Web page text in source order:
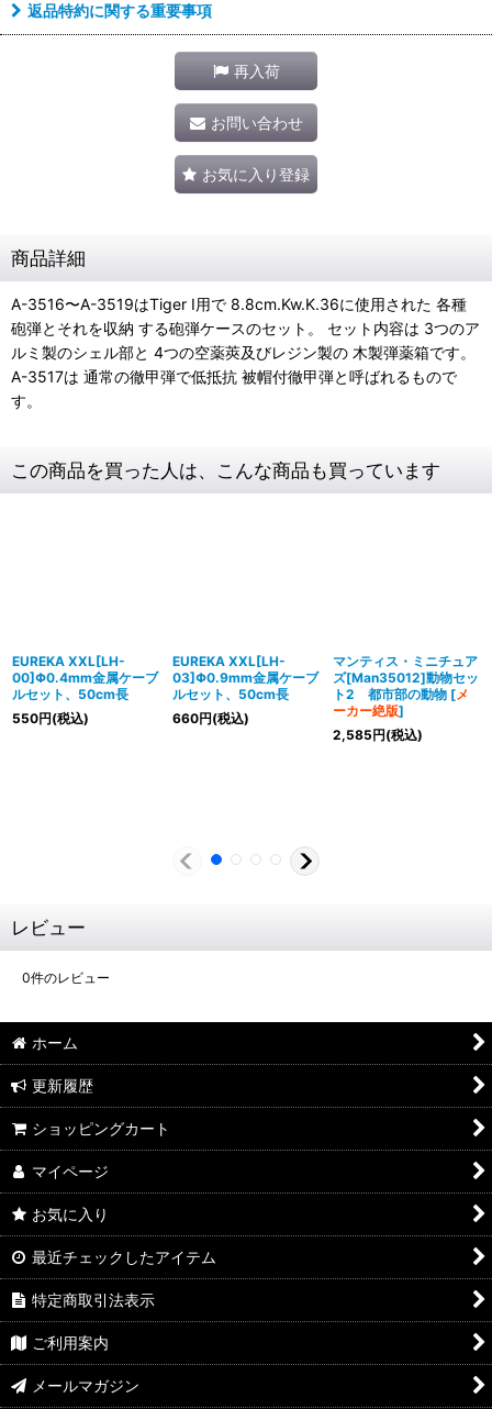
返品特約に関する重要事項
再入荷
お問い合わせ
お気に入り登録
商品詳細
A-3516〜A-3519はTiger I用で 8.8cm.Kw.K.36に使用された 各種
砲弾とそれを収納 する砲弾ケースのセット。 セット内容は 3つのア
ルミ製のシェル部と 4つの空薬莢及びレジン製の 木製弾薬箱です。
A-3517は 通常の徹甲弾で低抵抗 被帽付徹甲弾と呼ばれるもので
す。
この商品を買った人は、こんな商品も買っています
EUREKA XXL[LH-
00]Φ0.4mm金属ケーブ
ルセット、50cm長
550円(税込)
EUREKA XXL[LH-
03]Φ0.9mm金属ケーブ
ルセット、50cm長
660円(税込)
マンティス・ミニチュア
ズ[Man35012]動物セッ
ト2 都市部の動物 [メ
ーカー絶版]
2,585円(税込)
レビュー
0件のレビュー
ホーム
更新履歴
ショッピングカート
マイページ
お気に入り
最近チェックしたアイテム
特定商取引法表示
ご利用案内
メールマガジン